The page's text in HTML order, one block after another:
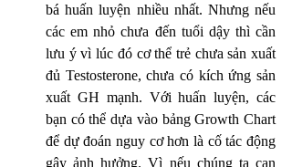
bá huấn luyện nhiều nhất. Nhưng nếu
các em nhỏ chưa đến tuổi dậy thì cần
lưu ý vì lúc đó cơ thể trẻ chưa sản xuất
đủ Testosterone, chưa có kích ứng sản
xuất GH mạnh. Với huấn luyện, các
bạn có thể dựa vào bảng Growth Chart
để dự đoán nguy cơ hơn là cố tác động
gây ảnh hưởng. Vì nếu chúng ta can